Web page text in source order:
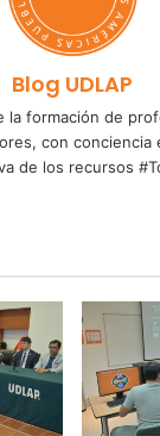
Blog UDLAP
la formación de
con conciencia
de los recursos